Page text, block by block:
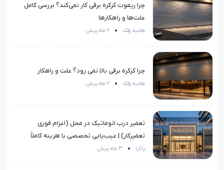
چرا ریموت کرکره برقی کار نمی‌کند؟ بررسی کامل
علت‌ها و راهکارها
هانیه ولک 2 ماه پیش
چرا کرکره برقی بالا نمی رود؟ علت و راهکار
هانیه ولک 2 ماه پیش
تعمیر درب اتوماتیک در محل (اعزام فوری
تعمیرکار) | عیب‌یابی تخصصی با هزینه کاملاً
منصفانه
پادُرا 3 ماه پیش